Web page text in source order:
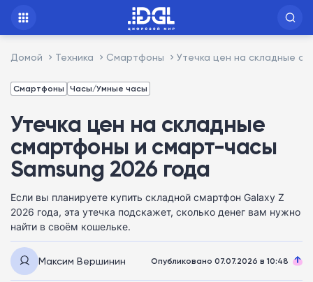
Домой Техника Смартфоны Утечка цен на складные
Смартфоны Часы/Умные часы
Утечка цен на складные
смартфоны и смарт-часы
Samsung 2026 года
Если вы планируете купить складной смартфон Galaxy Z
2026 года, эта утечка подскажет, сколько денег вам нужно
найти в своём кошельке.
Максим Вершинин Опубликовано 07.07.2026 в 10:48